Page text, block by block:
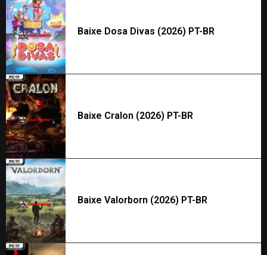
Baixe Dosa Divas (2026) PT-BR
Baixe Cralon (2026) PT-BR
Baixe Valorborn (2026) PT-BR